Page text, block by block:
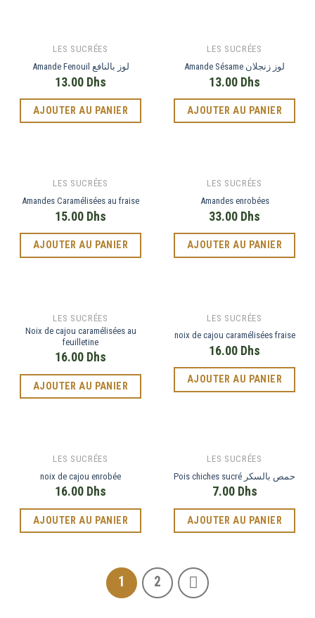
LES SUCRÉES
Amande Fenouil لوز بالنافع
13.00 Dhs
AJOUTER AU PANIER
LES SUCRÉES
Amande Sésame لوز زنجلان
13.00 Dhs
AJOUTER AU PANIER
LES SUCRÉES
Amandes Caramélisées au fraise
15.00 Dhs
AJOUTER AU PANIER
LES SUCRÉES
Amandes enrobées
33.00 Dhs
AJOUTER AU PANIER
LES SUCRÉES
Noix de cajou caramélisées au
feuilletine
16.00 Dhs
AJOUTER AU PANIER
LES SUCRÉES
noix de cajou caramélisées fraise
16.00 Dhs
AJOUTER AU PANIER
LES SUCRÉES
noix de cajou enrobée
16.00 Dhs
AJOUTER AU PANIER
LES SUCRÉES
Pois chiches sucré حمص بالسكر
7.00 Dhs
AJOUTER AU PANIER
1 2